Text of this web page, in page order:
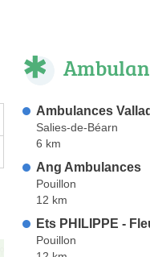
Ambulances
Salies-de-Béarn
6 km
Ang Ambulances
Pouillon
12 km
Ets PHILIPPE -
Pouillon